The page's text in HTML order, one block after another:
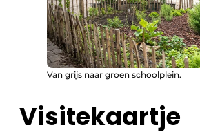
Van grijs naar groen schoolplein.
Visitekaartje